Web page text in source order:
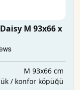
M 93x66 x
M 93x66 cm
/ konfor köpüğü